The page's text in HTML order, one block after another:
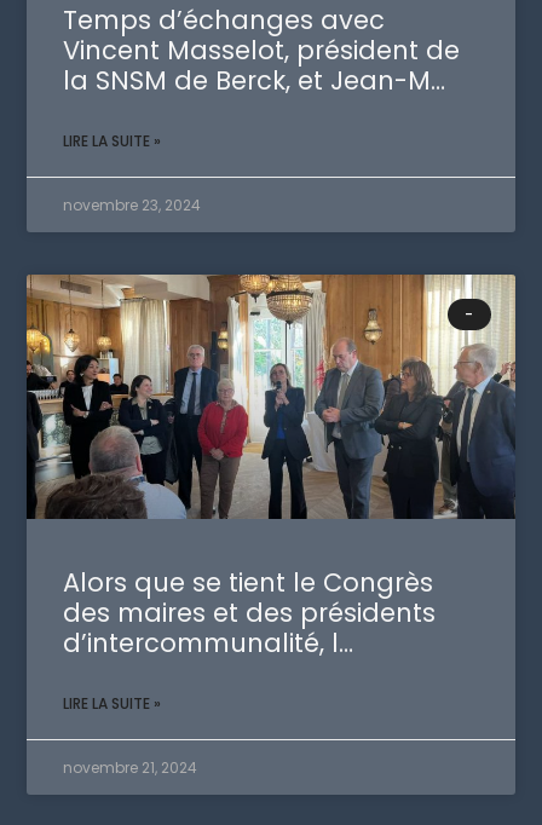
Temps d’échanges avec
Vincent Masselot, président de
la SNSM de Berck, et Jean-M…
LIRE LA SUITE »
novembre 23, 2024
-
Alors que se tient le Congrès
des maires et des présidents
d’intercommunalité, l…
LIRE LA SUITE »
novembre 21, 2024